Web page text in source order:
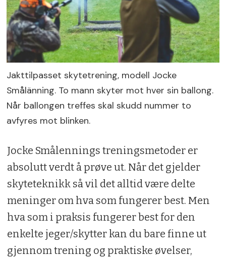
Jakttilpasset skytetrening, modell Jocke
Smålänning. To mann skyter mot hver sin ballong.
Når ballongen treffes skal skudd nummer to
avfyres mot blinken.
Jocke Smålennings treningsmetoder er
absolutt verdt å prøve ut. Når det gjelder
skyteteknikk så vil det alltid være delte
meninger om hva som fungerer best. Men
hva som i praksis fungerer best for den
enkelte jeger/skytter kan du bare finne ut
gjennom trening og praktiske øvelser,